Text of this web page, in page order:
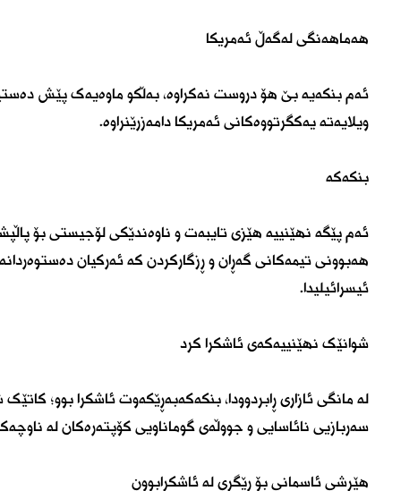
هەماهەنگی لەگەڵ ئەمریکا
ئەم بنکەیە بێ هۆ دروست نەکراوە، بەڵکو ماوەیەک پێش
ویلایەتە یەکگرتووەکانی ئەمریکا دامەزرێنراوە.
بنکەکە
ئەم پێگە نهێنییە هێزی تایبەت و ناوەندێکی لۆجیستی بۆ
هەبوونی تیمەکانی گەڕان و ڕزگارکردن کە ئەرکیان
ئیسرائیلیدا.
شوانێک نهێنییەکەی ئاشکرا کرد
لە مانگی ئازاری ڕابردوودا، بنکەکەبەڕێکەوت ئاشکرا بوو؛
سەربازیی نائاسایی و جووڵەی گوماناویی کۆپتەرەکان لە
هێرشی ئاسمانی بۆ ڕێگری لە ئاشکرابوون